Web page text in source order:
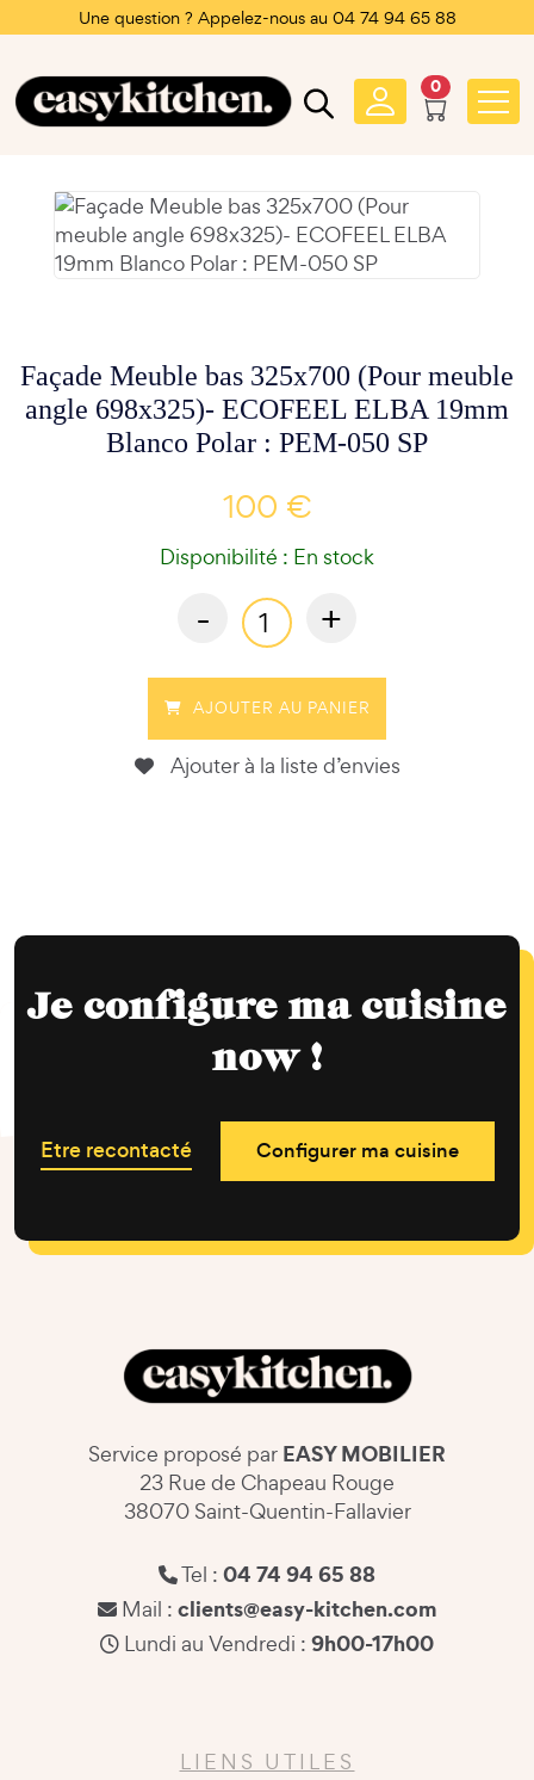
Une question ? Appelez-nous au 04 74 94 65 88
0
Façade Meuble bas 325x700 (Pour meuble
angle 698x325)- ECOFEEL ELBA 19mm
Blanco Polar : PEM-050 SP
100 €
Disponibilité : En stock
- +
AJOUTER AU PANIER
Ajouter à la liste d’envies
Je configure ma cuisine
now !
Etre recontacté Configurer ma cuisine
Service proposé par EASY MOBILIER
23 Rue de Chapeau Rouge
38070 Saint-Quentin-Fallavier
Tel : 04 74 94 65 88
Mail : clients@easy-kitchen.com
Lundi au Vendredi : 9h00-17h00
LIENS UTILES